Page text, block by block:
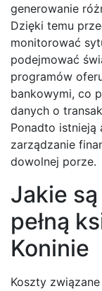
generowanie
Dzięki temu
monitorować
podejmować
programów
bankowymi, co
danych o
Ponadto istnieją
zarządzanie
dowolnej porze.
Jakie
pełną
Koninie
Koszty